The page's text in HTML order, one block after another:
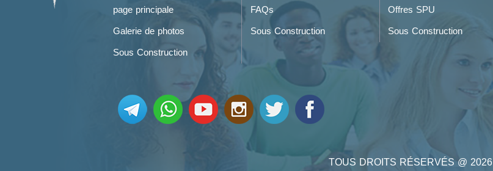
page principale FAQs
Offres SPU
Galerie de photos
Sous Construction
Sous Construction
Sous Construction
TOUS DROITS RÉSERVÉS @ 2026